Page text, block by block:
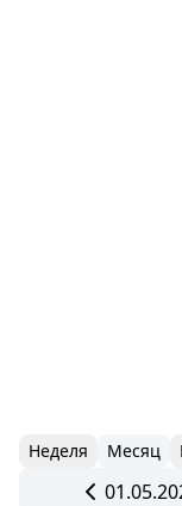
Неделя Месяц